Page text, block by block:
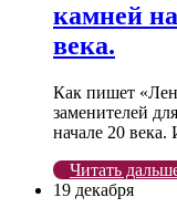
камней
века.
Как пишет
заменителей
начале 20
Читать
19 декабря